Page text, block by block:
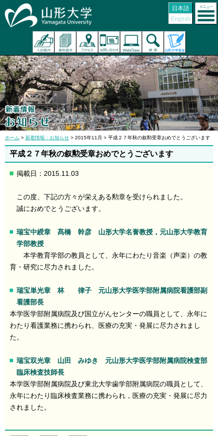
日本語
English
ホーム > 新着情報：お知らせ > 2015年11月 > 平成２７年秋の叙勲受章おめでとうございます
平成２７年秋の叙勲受章おめでとうございます
掲載日：2015.11.03
この度、下記の方々が栄えある勲章を受けられました。
誠におめでとうございます。
瑞宝中綬章 髙橋 幹彦 山形大学名誉教授，元山形大学教育
学部教授
本学教育学部の教員として、永年にわたり音楽（声楽）の教
育・研究に尽力されました。
瑞宝単光章 林 律子 元山形大学医学部附属病院看護部副
看護部長
本学医学部附属病院及び国立がんセンターの職員として、永年に
わたり看護業務に携わられ、医療の充実・発展に尽力されまし
た。
瑞宝双光章 山田 みゆき 元山形大学医学部附属病院検査部
臨床検査技師長
本学医学部附属病院及び東北大学歯学部附属病院の職員として、
永年にわたり臨床検査業務に携わられ，医療の充実・発展に尽力
されました。